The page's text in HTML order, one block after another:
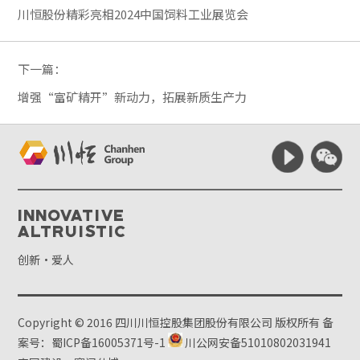
川恒股份精彩亮相2024中国饲料工业展览会
下一篇：
增强“富矿精开”新动力，拓展新质生产力
Innovative
Altruistic
创新·爱人
Copyright © 2016 四川川恒控股集团股份有限公司 版权所有备
案号：蜀ICP备16005371号-1
川公网安备51010802031941